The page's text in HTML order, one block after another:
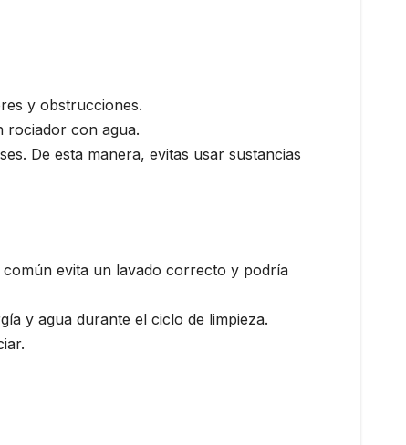
y obstrucciones.
rociador con agua.
De esta manera, evitas usar sustancias
común evita un lavado correcto y podría
y agua durante el ciclo de limpieza.